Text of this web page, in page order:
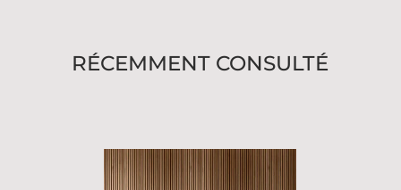
RÉCEMMENT CONSULTÉ